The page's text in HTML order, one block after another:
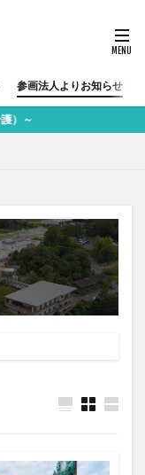
参画法人よりお知らせ